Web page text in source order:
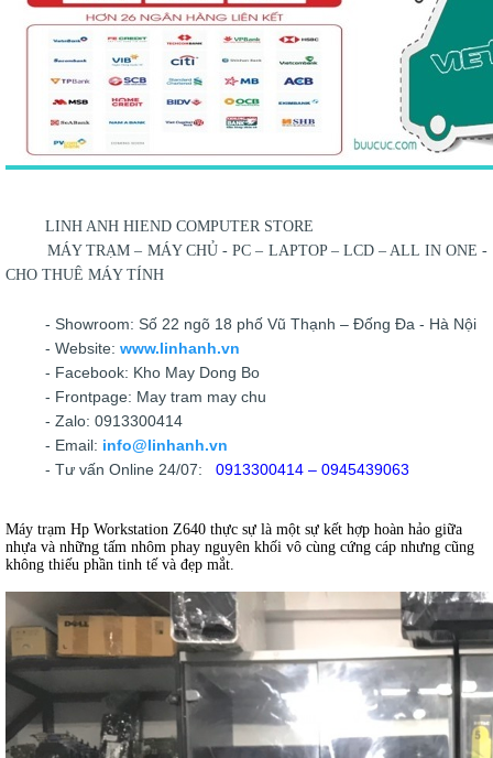
LINH ANH HIEND COMPUTER STORE
MÁY TRẠM – MÁY CHỦ - PC – LAPTOP – LCD – ALL IN ONE -
CHO THUÊ MÁY TÍNH
- Showroom: Số 22 ngõ 18 phố Vũ Thạnh – Đống Đa - Hà Nội
- Website: www.linhanh.vn
- Facebook: Kho May Dong Bo
- Frontpage: May tram may chu
- Zalo: 0913300414
- Email: info@linhanh.vn
- Tư vấn Online 24/07:
0913300414 – 0945439063
Máy trạm Hp Workstation Z640 thực sự là một sự kết hợp hoàn hảo giữa
nhựa và những tấm nhôm phay nguyên khối vô cùng cứng cáp nhưng cũng
không thiếu phần tinh tế và đẹp mắt.